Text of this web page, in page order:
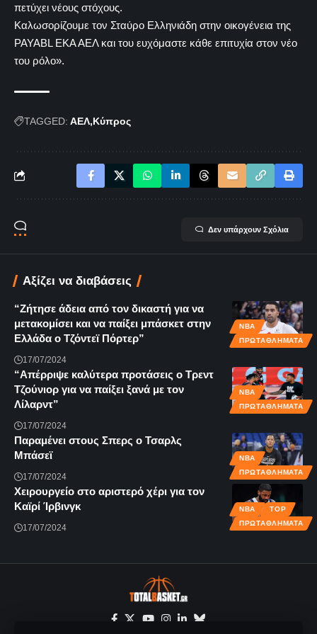
πετύχει νέους στόχους.
Καλωσορίζουμε τον Σταύρο Ελληνιάδη στην οικογένεια της
PAYABL ΕΚΑ ΑΕΛ και του ευχόμαστε κάθε επιτυχία στον νέο
του ρόλο».
TAGGED: ΑΕΛ Κύπρος
Δεν υπάρχουν Σχόλια
Αξίζει να διαβάσεις
NBA
ΠΡΩΤΑΘΛΗΜΑΤΑ
“Ζήτησε άδεια από τον δικαστή για να
μετακομίσει και να παίξει μπάσκετ στην
Ελλάδα ο Τζόντεϊ Πόρτερ”
17/07/2024
NBA
ΠΡΩΤΑΘΛΗΜΑΤΑ
“Απέρριψε καλύτερα προτάσεις ο Τρεντ
Τζούνιορ για να παίξει ξανά με τον
Λίλαρντ”
17/07/2024
NBA
ΠΡΩΤΑΘΛΗΜΑΤΑ
Παραμένει στους Σπερς ο Τσαρλς
Μπάσεϊ
17/07/2024
NBA
TOP
ΠΡΩΤΑΘΛΗΜΑΤΑ
Χειρουργείο στο αριστερό χέρι για τον
Καϊρί Ίρβινγκ
17/07/2024